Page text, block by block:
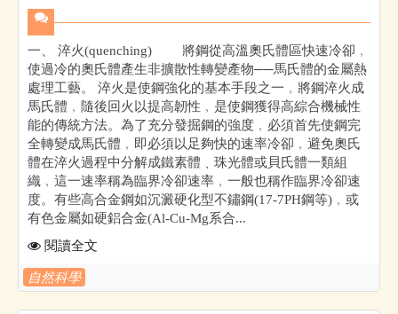
一、 淬火(quenching) 將鋼從高溫奧氏體區快速冷卻﹐
使過冷的奧氏體產生非擴散性轉變產物──馬氏體的金屬熱
處理工藝。 淬火是使鋼強化的基本手段之一﹐將鋼淬火成
馬氏體﹐隨後回火以提高韌性﹐是使鋼獲得高綜合機械性
能的傳統方法。為了充分發掘鋼的強度﹐必須首先使鋼完
全轉變成馬氏體﹐即必須以足夠快的速率冷卻﹐避免奧氏
體在淬火過程中分解成鐵素體﹑珠光體或貝氏體一類組
織﹐這一速率稱為臨界冷卻速率﹐一般也稱作臨界冷卻速
度。有些高合金鋼如沉澱硬化型不鏽鋼(17-7PH鋼等)﹐或
有色金屬如硬鋁合金(Al-Cu-Mg系合...
閱讀全文
自然科學